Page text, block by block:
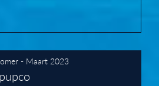
- Maart 2023